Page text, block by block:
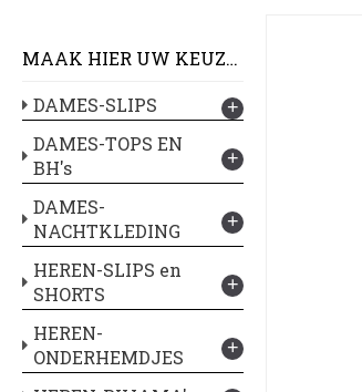
MAAK HIER UW KEUZE :
DAMES-SLIPS
+
DAMES-TOPS EN
BH's
+
DAMES-
NACHTKLEDING
+
HEREN-SLIPS en
SHORTS
+
HEREN-
ONDERHEMDJES
+